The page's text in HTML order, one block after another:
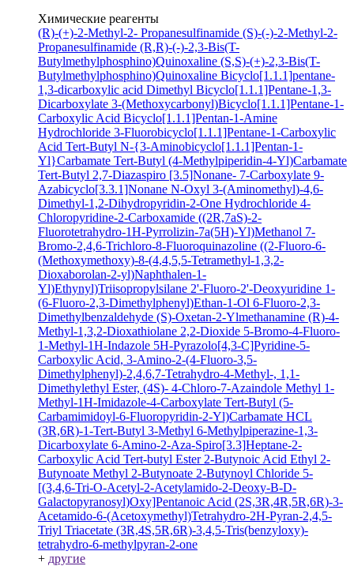
Химические реагенты
(R)-(+)-2-Methyl-2- Propanesulfinamide (S)-(-)-2-Methyl-2-
Propanesulfinamide (R,R)-(-)-2,3-Bis(T-
Butylmethylphosphino)Quinoxaline (S,S)-(+)-2,3-Bis(T-
Butylmethylphosphino)Quinoxaline Bicyclo[1.1.1]pentane-
1,3-dicarboxylic acid Dimethyl Bicyclo[1.1.1]Pentane-1,3-
Dicarboxylate 3-(Methoxycarbonyl)Bicyclo[1.1.1]Pentane-1-
Carboxylic Acid Bicyclo[1.1.1]Pentan-1-Amine
Hydrochloride 3-Fluorobicyclo[1.1.1]Pentane-1-Carboxylic
Acid Tert-Butyl N-{3-Aminobicyclo[1.1.1]Pentan-1-
Yl}Carbamate Tert-Butyl (4-Methylpiperidin-4-Yl)Carbamate
Tert-Butyl 2,7-Diazaspiro [3.5]Nonane- 7-Carboxylate 9-
Azabicyclo[3.3.1]Nonane N-Oxyl 3-(Aminomethyl)-4,6-
Dimethyl-1,2-Dihydropyridin-2-One Hydrochloride 4-
Chloropyridine-2-Carboxamide ((2R,7aS)-2-
Fluorotetrahydro-1H-Pyrrolizin-7a(5H)-Yl)Methanol 7-
Bromo-2,4,6-Trichloro-8-Fluoroquinazoline ((2-Fluoro-6-
(Methoxymethoxy)-8-(4,4,5,5-Tetramethyl-1,3,2-
Dioxaborolan-2-yl)Naphthalen-1-
Yl)Ethynyl)Triisopropylsilane 2'-Fluoro-2'-Deoxyuridine 1-
(6-Fluoro-2,3-Dimethylphenyl)Ethan-1-Ol 6-Fluoro-2,3-
Dimethylbenzaldehyde (S)-Oxetan-2-Ylmethanamine (R)-4-
Methyl-1,3,2-Dioxathiolane 2,2-Dioxide 5-Bromo-4-Fluoro-
1-Methyl-1H-Indazole 5H-Pyrazolo[4,3-C]Pyridine-5-
Carboxylic Acid, 3-Amino-2-(4-Fluoro-3,5-
Dimethylphenyl)-2,4,6,7-Tetrahydro-4-Methyl-, 1,1-
Dimethylethyl Ester, (4S)- 4-Chloro-7-Azaindole Methyl 1-
Methyl-1H-Imidazole-4-Carboxylate Tert-Butyl (5-
Carbamimidoyl-6-Fluoropyridin-2-Yl)Carbamate HCL
(3R,6R)-1-Tert-Butyl 3-Methyl 6-Methylpiperazine-1,3-
Dicarboxylate 6-Amino-2-Aza-Spiro[3.3]Heptane-2-
Carboxylic Acid Tert-butyl Ester 2-Butynoic Acid Ethyl 2-
Butynoate Methyl 2-Butynoate 2-Butynoyl Chloride 5-
[(3,4,6-Tri-O-Acetyl-2-Acetylamido-2-Deoxy-B-D-
Galactopyranosyl)Oxy]Pentanoic Acid (2S,3R,4R,5R,6R)-3-
Acetamido-6-(Acetoxymethyl)Tetrahydro-2H-Pyran-2,4,5-
Triyl Triacetate (3R,4S,5R,6R)-3,4,5-Tris(benzyloxy)-
tetrahydro-6-methylpyran-2-one
+ другие